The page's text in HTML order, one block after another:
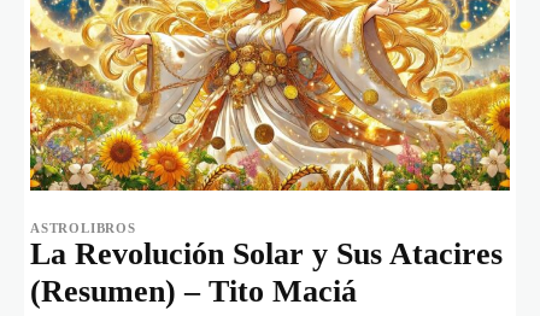
ASTROLIBROS
La Revolución Solar y Sus Atacires
(Resumen) – Tito Maciá